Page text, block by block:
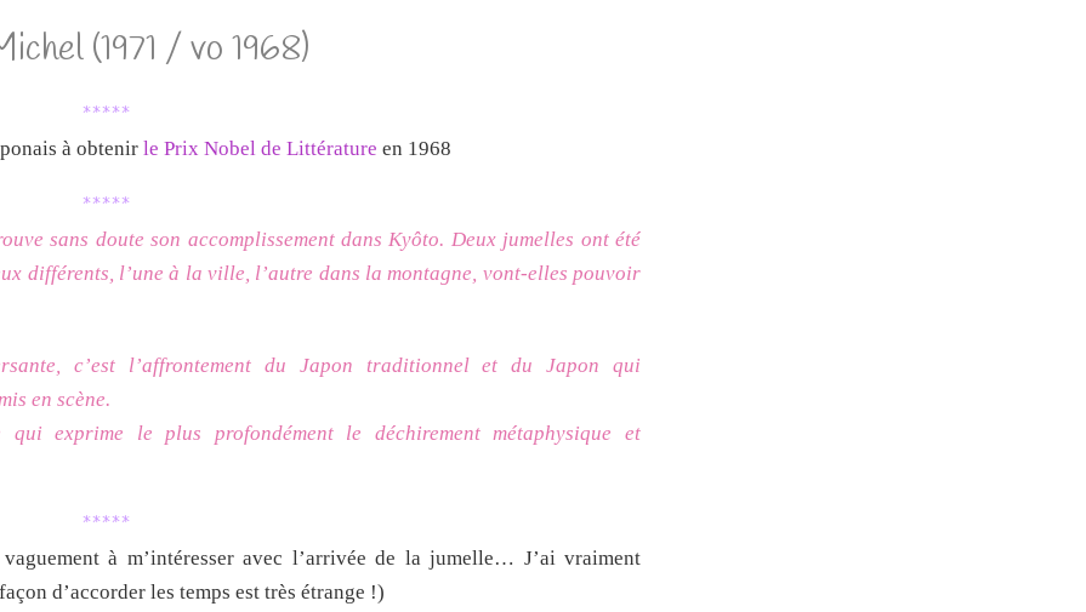
(1971 / vo 1968)
*****
à obtenir le Prix Nobel de Littérature en 1968
*****
sans doute son accomplissement dans Kyôto. Deux jumelles ont été
différents, l’une à la ville, l’autre dans la montagne, vont-elles pouvoir
c’est l’affrontement du Japon traditionnel et du Japon qui
en scène.
exprime le plus profondément le déchirement métaphysique et
*****
à m’intéresser avec l’arrivée de la jumelle… J’ai vraiment
d’accorder les temps est très étrange !)